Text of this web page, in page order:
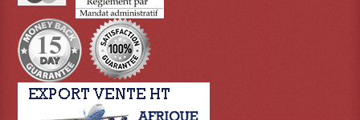
Lecteurs Mp3 Et CDs Sources
Microphone PA & Micro Pupitre
Projecteurs De Son